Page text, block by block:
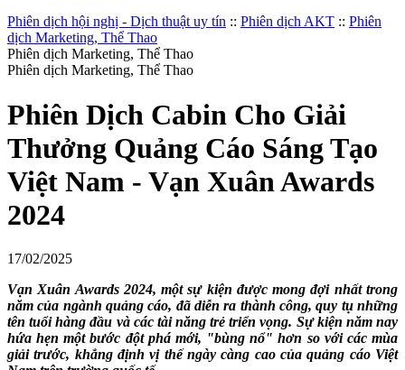
Phiên dịch hội nghị - Dịch thuật uy tín :: Phiên dịch AKT :: Phiên
dịch Marketing, Thể Thao
Phiên dịch Marketing, Thể Thao
Phiên dịch Marketing, Thể Thao
Phiên Dịch Cabin Cho Giải
Thưởng Quảng Cáo Sáng Tạo
Việt Nam - Vạn Xuân Awards
2024
17/02/2025
Vạn Xuân Awards 2024, một sự kiện được mong đợi nhất trong
năm của ngành quảng cáo, đã diễn ra thành công, quy tụ những
tên tuổi hàng đầu và các tài năng trẻ triển vọng. Sự kiện năm nay
hứa hẹn một bước đột phá mới, "bùng nổ" hơn so với các mùa
giải trước, khẳng định vị thế ngày càng cao của quảng cáo Việt